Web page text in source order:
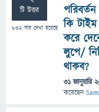
টি উত্তর
832বার দেখা হয়েছে
কি টাইম
করে
লুপে/
থাকব?
31 জানুয়ারি
করেছেন